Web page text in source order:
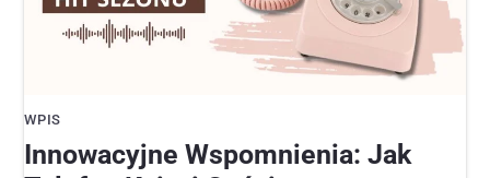
WPIS
Innowacyjne Wspomnienia: Jak